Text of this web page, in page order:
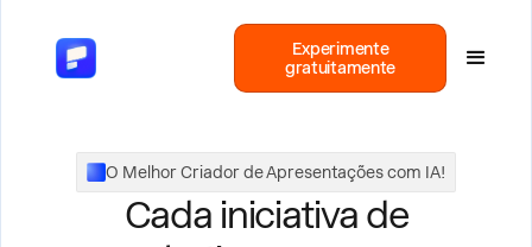
Experimente
gratuitamente
O Melhor Criador de Apresentações com IA!
Cada iniciativa de